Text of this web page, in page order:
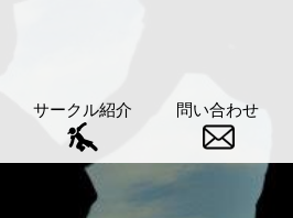
サークル紹介 問い合わせ